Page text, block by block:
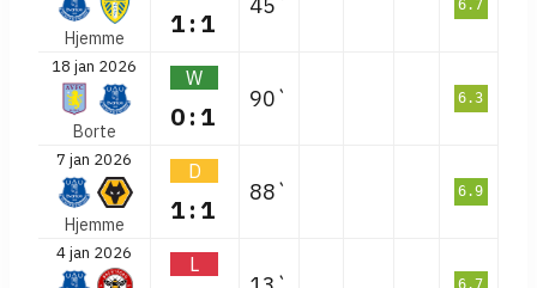
Hjemme 1:1
6.7
18 jan 2026
Borte
W
0:1
90` 6.3
7 jan 2026
Hjemme
D
1:1
88` 6.9
4 jan 2026 L
6.7